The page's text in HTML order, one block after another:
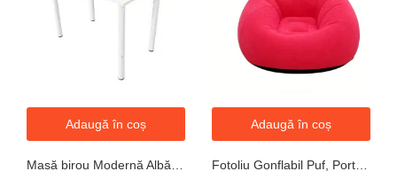
Adaugă în coș
Masă birou Modernă Albă, 100x60x74 cm — Design Minimalist, Blat MDF și Picioare Metalice”
Adaugă în coș
Fotoliu Gonflabil Puf, Portabil, Portocalie, verde, gri, albastru